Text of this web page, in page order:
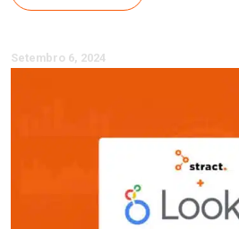
Setembro 6, 2024